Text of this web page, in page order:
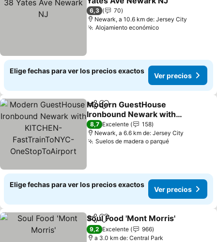
6,3
70
Newark, a 10.6 km de: Jersey City
Alojamiento económico
Elige fechas para ver los precios exactos
Ver precios
CompartirAgregar a favoritos
Modern GuestHouse
Ironbound Newark with
KITCHEN-
FastTrainToNYC-
OneStopToAirport
8,7 Excelente
158
Newark, a 6.6 km de: Jersey City
Suelos de madera o parqué
Elige fechas para ver los precios exactos
Ver precios
CompartirAgregar a favoritos
Soul Food 'Mont Morris'
9,2 Excelente
966
a 3.0 km de: Central Park